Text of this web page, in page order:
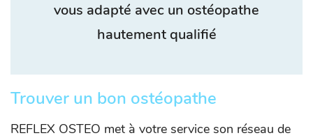
vous adapté avec un ostéopathe
hautement qualifié
Trouver un bon ostéopathe
REFLEX OSTEO met à votre service son réseau de